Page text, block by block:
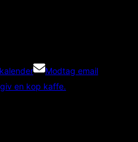
Modtag email
en kop kaffe.